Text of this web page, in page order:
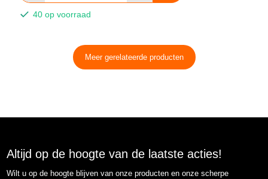
40 op voorraad
Meer gerelateerde producten
Altijd op de hoogte van de laatste acties!
Wilt u op de hoogte blijven van onze producten en onze scherpe